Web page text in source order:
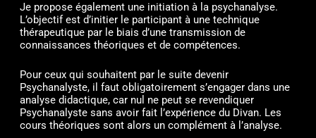
Je propose également une initiation à la psychanalyse.
L’objectif est d’initier le participant à une technique
thérapeutique par le biais d’une transmission de
connaissances théoriques et de compétences.
Pour ceux qui souhaitent par le suite devenir
Psychanalyste, il faut obligatoirement s’engager dans une
analyse didactique, car nul ne peut se revendiquer
Psychanalyste sans avoir fait l’expérience du Divan. Les
cours théoriques sont alors un complément à l’analyse.